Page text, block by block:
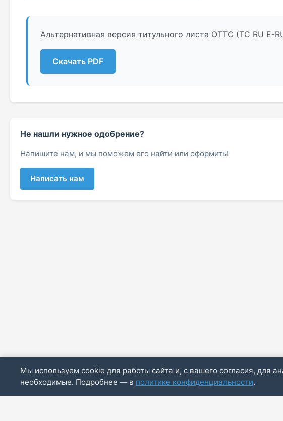
Альтернативная версия титульного листа ОТТС (ТС RU Е-
Скачать PDF
Не нашли нужное одобрение?
Напишите нам, и мы поможем его найти или оформить!
Написать нам
Мы используем cookie для работы сайта и, с вашего согласия, для
необходимые. Подробнее — в политике конфиденциальности.